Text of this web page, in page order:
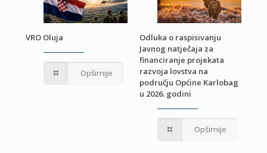
VRO Oluja
Opširnije
Odluka o raspisivanju
Javnog natječaja za
financiranje projekata
razvoja lovstva na
području Općine Karlobag
u 2026. godini
Opširnije